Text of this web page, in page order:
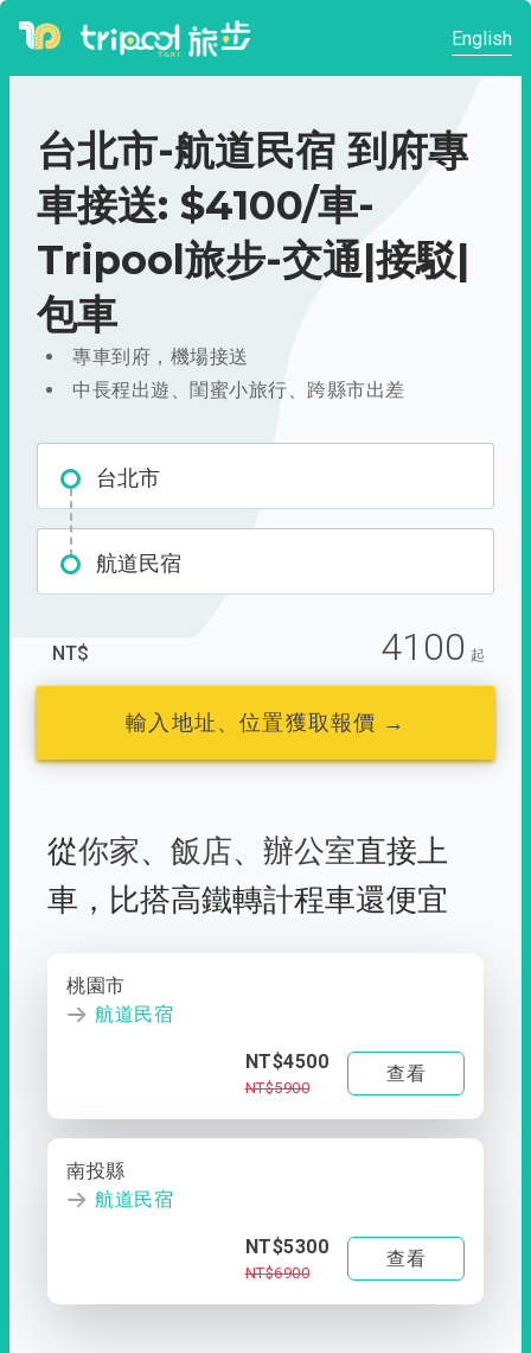
English
台北市-航道民宿 到府專
車接送: $4100/車-
Tripool旅步-交通|接駁|
包車
專車到府，機場接送
中長程出遊、閨蜜小旅行、跨縣市出差
台北市
航道民宿
NT$ 4100 起
輸入地址、位置獲取報價 →
從你家、 飯店、 辦公室直接上
車， 比搭高鐵轉計程車還便宜
桃園市
航道民宿
NT$4500
NT$5900
查看
南投縣
航道民宿
NT$5300
NT$6900
查看